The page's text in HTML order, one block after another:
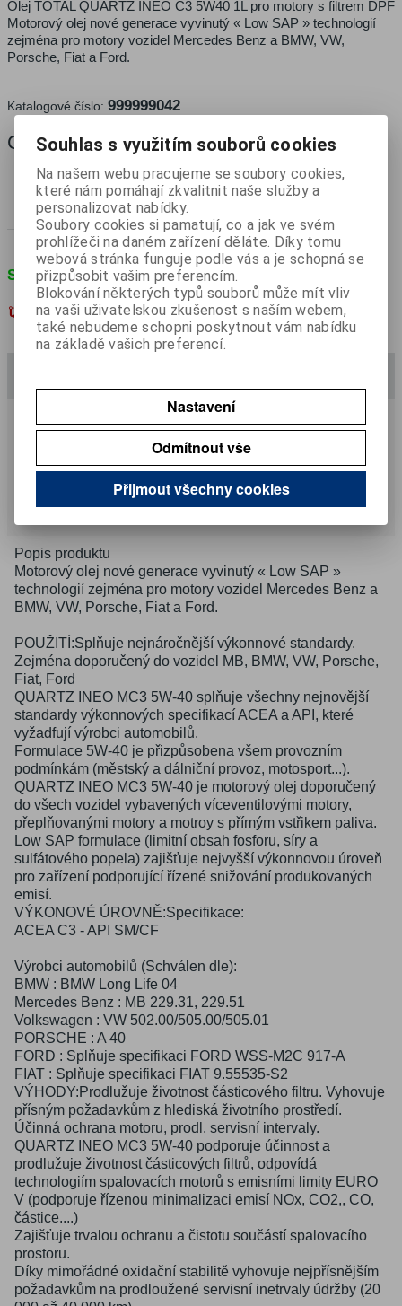
Olej TOTAL QUARTZ INEO C3 5W40 1L pro motory s filtrem DPF
Motorový olej nové generace vyvinutý « Low SAP » technologií
zejména pro motory vozidel Mercedes Benz a BMW, VW,
Porsche, Fiat a Ford.
Katalogové číslo: 999999042
Cena: 196 Kčbez DPH
237 Kčs DPH


ks Koupit
SKLADEM(> 5 ks)
Porovnat Přidat do oblíbených
Ke stažení
Dotaz na výrobek
Popis produktu
Motorový olej nové generace vyvinutý « Low SAP »
technologií zejména pro motory vozidel Mercedes Benz a
BMW, VW, Porsche, Fiat a Ford.
POUŽITÍ:Splňuje nejnáročnější výkonnové standardy.
Zejména doporučený do vozidel MB, BMW, VW, Porsche,
Fiat, Ford
QUARTZ INEO MC3 5W-40 splňuje všechny nejnovější
standardy výkonnových specifikací ACEA a API, které
vyžadfují výrobci automobilů.
Formulace 5W-40 je přizpůsobena všem provozním
podmínkám (městský a dálniční provoz, motosport...).
QUARTZ INEO MC3 5W-40 je motorový olej doporučený
do všech vozidel vybavených víceventilovými motory,
přeplňovanými motory a motroy s přímým vstřikem paliva.
Low SAP formulace (limitní obsah fosforu, síry a
sulfátového popela) zajišťuje nejvyšší výkonnovou úroveň
pro zařízení podporující řízené snižování produkovaných
emisí.
VÝKONOVÉ ÚROVNĚ:Specifikace:
ACEA C3 - API SM/CF
Výrobci automobilů (Schválen dle):
BMW : BMW Long Life 04
Mercedes Benz : MB 229.31, 229.51
Volkswagen : VW 502.00/505.00/505.01
PORSCHE : A 40
FORD : Splňuje specifikaci FORD WSS-M2C 917-A
FIAT : Splňuje specifikaci FIAT 9.55535-S2
VÝHODY:Prodlužuje životnost částicového filtru. Vyhovuje
přísným požadavkům z hlediská životního prostředí.
Účinná ochrana motoru, prodl. servisní intervaly.
QUARTZ INEO MC3 5W-40 podporuje účinnost a
prodlužuje životnost částicových filtrů, odpovídá
technologiím spalovacích motorů s emisními limity EURO
V (podporuje řízenou minimalizaci emisí NOx, CO2,, CO,
částice....)
Zajišťuje trvalou ochranu a čistotu součástí spalovacího
prostoru.
Díky mimořádné oxidační stabilitě vyhovuje nejpřísnějším
požadavkům na prodloužené servisní inetrvaly údržby (20
Souhlas s využitím souborů cookies
Na našem webu pracujeme se soubory cookies,
které nám pomáhají zkvalitnit naše služby a
personalizovat nabídky.
Soubory cookies si pamatují, co a jak ve svém
prohlížeči na daném zařízení děláte. Díky tomu
webová stránka funguje podle vás a je schopná se
přizpůsobit vašim preferencím.
Blokování některých typů souborů může mít vliv
na vaši uživatelskou zkušenost s naším webem,
také nebudeme schopni poskytnout vám nabídku
na základě vašich preferencí.
Nastavení
Odmítnout vše
Přijmout všechny cookies